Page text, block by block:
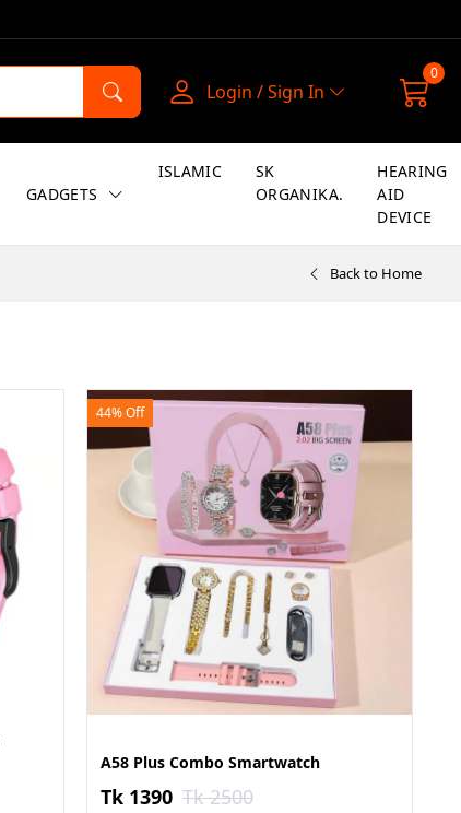
Login / Sign In
0
GADGETS
ISLAMIC
SK
ORGANIKA.
HEARING
AID
DEVICE
Back to Home
44% Off
A58 Plus Combo Smartwatch
Tk 1390 Tk 2500